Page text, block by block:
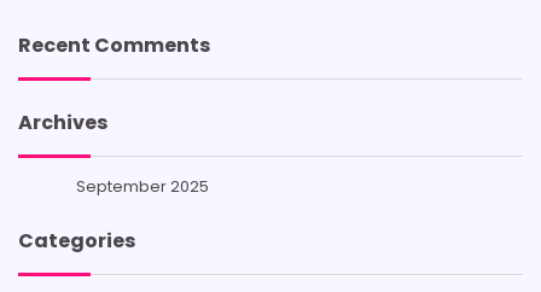
Recent Comments
Archives
September 2025
Categories